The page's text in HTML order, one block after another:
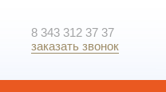
8 343 312 37 37
заказать звонок